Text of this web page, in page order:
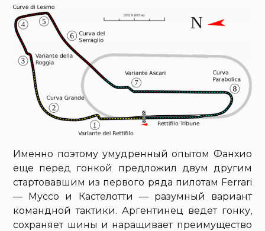
Именно поэтому умудренный опытом Фанхио
еще перед гонкой предложил двум другим
стартовавшим из первого ряда пилотам Ferrari
— Муссо и Кастелотти — разумный вариант
командной тактики. Аргентинец ведет гонку,
сохраняет шины и наращивает преимущество